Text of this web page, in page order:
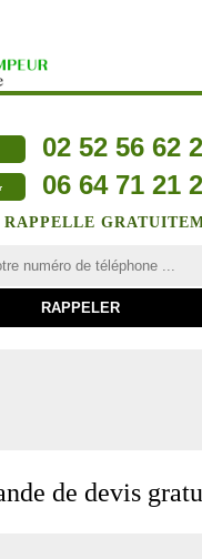
02 52 56 62
06 64 71 21
RAPPELLE
de devis